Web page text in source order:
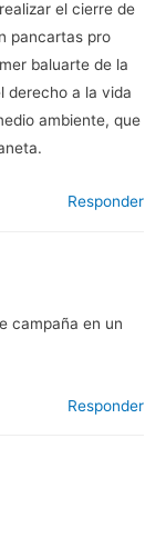
el cierre de
pancartas pro
baluarte de la
derecho a la vida
ambiente, que
Responder
campaña en un
Responder